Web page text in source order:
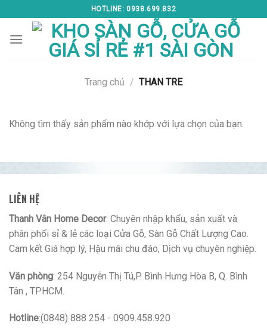
content
HOTLINE: 0938.699.832
Trang chủ / THAN TRE
Không tìm thấy sản phẩm nào khớp với lựa chọn của bạn.
LIÊN HỆ
Thanh Vân Home Decor: Chuyên nhập khẩu, sản xuất và
phân phối sỉ & lẻ các loại Cửa Gỗ, Sàn Gỗ Chất Lượng Cao.
Cam kết Giá hợp lý, Hậu mãi chu đáo, Dịch vụ chuyên nghiệp.
Văn phòng: 254 Nguyễn Thị Tú,P. Bình Hưng Hòa B, Q. Bình
Tân , TPHCM.
Hotline:(0848) 888 254 - 0909.458.920